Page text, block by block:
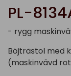
PL-
- rygg
Böjträstol med
(maskinvävd